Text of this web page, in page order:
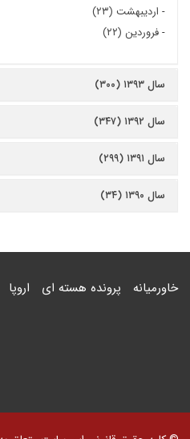
- اردیبهشت (۲۳)
-فروردین (۲۲)
سال ۱۳۹۳ (۳۰۰)
سال ۱۳۹۲ (۳۴۷)
سال ۱۳۹۱ (۲۹۹)
سال ۱۳۹۰ (۳۴)
خاورمیانه پرونده هسته ای اروپا